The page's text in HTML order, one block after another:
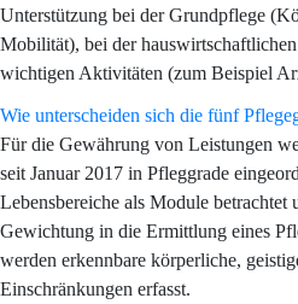
Unterstützung bei der Grundpflege
Mobilität), bei der
wichtigen Aktivitäten (zum Beispiel
Wie unterscheiden sich die fünf
Für die Gewährung von Leistungen
seit Januar 2017 in Pfleggrade
Lebensbereiche als Module
Gewichtung in die Ermittlung eines
werden erkennbare körperliche,
Einschränkungen erfasst.